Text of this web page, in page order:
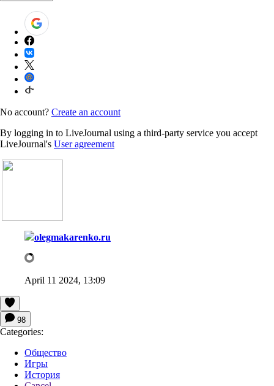
No account? Create an account
By logging in to LiveJournal using a third-party service you accept
LiveJournal's User agreement
olegmakarenko.ru
April 11 2024, 13:09
98
Categories:
Общество
Игры
История